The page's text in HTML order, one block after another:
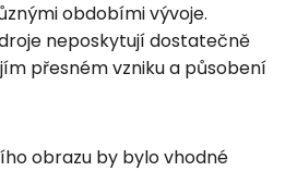
obdobími vývoje.
neposkytují dostatečně
přesném vzniku a působení
obrazu by bylo vhodné